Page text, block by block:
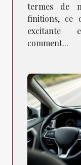
termes de
finitions, ce
excitante
comment...